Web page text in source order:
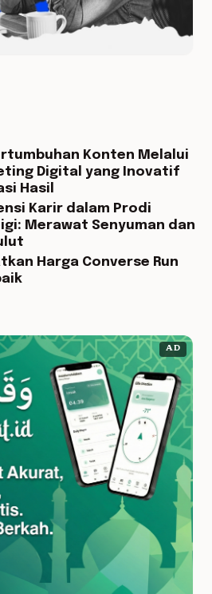
Konten Melalui
Digital yang Inovatif
Hasil
Karir dalam Prodi
Merawat Senyuman dan
Harga Converse Run
AD